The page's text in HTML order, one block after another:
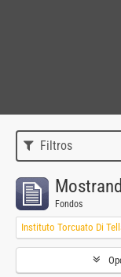
Filtros
Fondos
Instituto Torcuato Di